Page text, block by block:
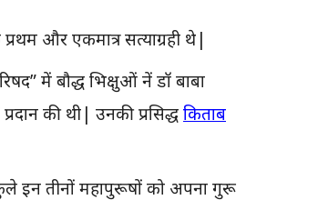
और एकमात्र सत्याग्रही थे|
में बौद्ध भिक्षुओं नें डॉ बाबा
की थी| उनकी प्रसिद्धकिताब
इन तीनों महापुरूषों को अपना गुरू